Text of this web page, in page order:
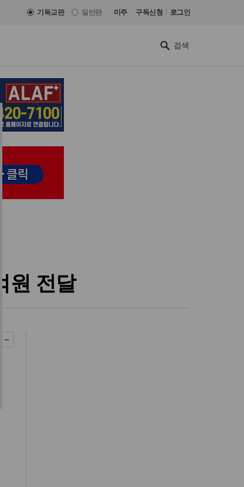
기독교판 일반판 미주 구독신청 로그인
원 전달